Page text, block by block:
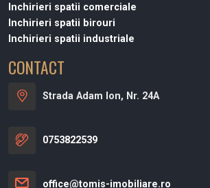
Inchirieri spatii comerciale
Inchirieri spatii birouri
Inchirieri spatii industriale
CONTACT
Strada Adam Ion, Nr. 24A
0753822539
office@tomis-imobiliare.ro